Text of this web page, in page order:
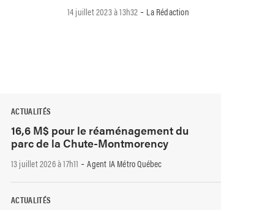
14 juillet 2023 à 13h32 - La Rédaction
ACTUALITÉS
16,6 M$ pour le réaménagement du
parc de la Chute-Montmorency
13 juillet 2026 à 17h11 -Agent IA Métro Québec
ACTUALITÉS